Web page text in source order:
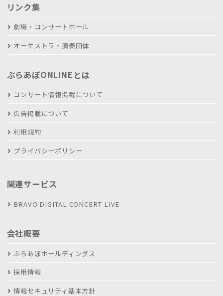
リンク集
劇場・コンサートホール
オーケストラ・演奏団体
ぶらあぼONLINEとは
コンサート情報掲載について
広告掲載について
利用規約
プライバシーポリシー
関連サービス
BRAVO DIGITAL CONCERT LIVE
会社概要
ぶらあぼホールディングス
採用情報
情報セキュリティ基本方針